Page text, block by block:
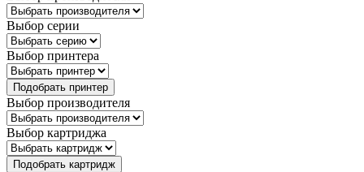
Выбор серии
Выбор принтера
Подобрать принтер
Выбор производителя
Выбор картриджа
Подобрать картридж